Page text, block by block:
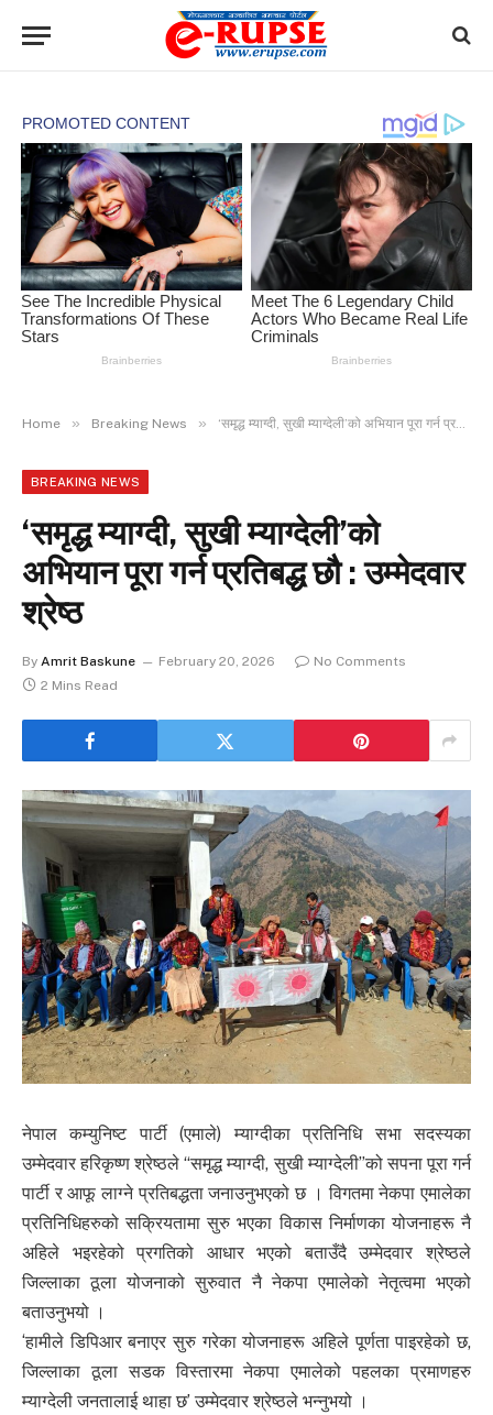
Home » Breaking News » ‘समृद्ध म्याग्दी, सुखी म्याग्देली’को अभियान पूरा गर्न प्रतिबद्ध छौ : उम्मेदवार श्रेष्ठ
BREAKING NEWS
‘समृद्ध म्याग्दी, सुखी म्याग्देली’को
अभियान पूरा गर्न प्रतिबद्ध छौ : उम्मेदवार
श्रेष्ठ
By Amrit Baskune February 20, 2026
No Comments
2 Mins Read
नेपाल कम्युनिष्ट पार्टी (एमाले) म्याग्दीका प्रतिनिधि सभा सदस्यका
उम्मेदवार हरिकृष्ण श्रेष्ठले “समृद्ध म्याग्दी, सुखी म्याग्देली’’को सपना पूरा गर्न
पार्टी र आफू लाग्ने प्रतिबद्धता जनाउनुभएको छ । विगतमा नेकपा एमालेका
प्रतिनिधिहरुको सक्रियतामा सुरु भएका विकास निर्माणका योजनाहरू नै
अहिले भइरहेको प्रगतिको आधार भएको बताउँदै उम्मेदवार श्रेष्ठले
जिल्लाका ठूला योजनाको सुरुवात नै नेकपा एमालेको नेतृत्वमा भएको
बताउनुभयो ।
‘हामीले डिपिआर बनाएर सुरु गरेका योजनाहरू अहिले पूर्णता पाइरहेको छ,
जिल्लाका ठूला सडक विस्तारमा नेकपा एमालेको पहलका प्रमाणहरु
म्याग्देली जनतालाई थाहा छ’ उम्मेदवार श्रेष्ठले भन्नुभयो ।